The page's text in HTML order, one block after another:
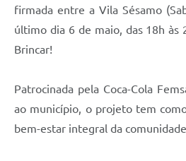
firmada entre a Vila Sésamo
último dia 6 de maio, das 18h às
Brincar!
Patrocinada pela Coca-Cola
ao município, o projeto tem
bem-estar integral da